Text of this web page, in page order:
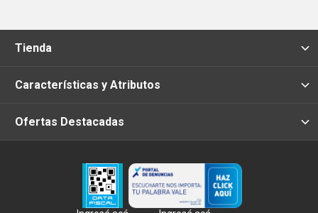
Tienda
Características y Atributos
Ofertas Destacadas